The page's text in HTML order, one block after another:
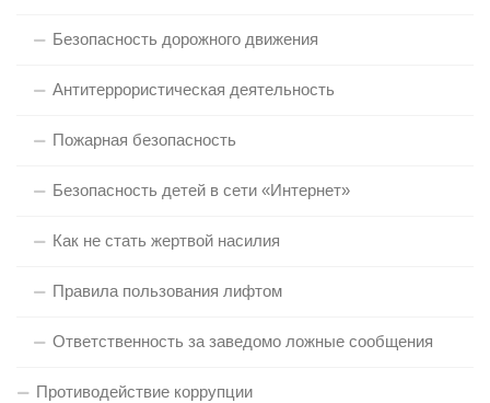
Безопасность дорожного движения
Антитеррористическая деятельность
Пожарная безопасность
Безопасность детей в сети «Интернет»
Как не стать жертвой насилия
Правила пользования лифтом
Ответственность за заведомо ложные сообщения
Противодействие коррупции